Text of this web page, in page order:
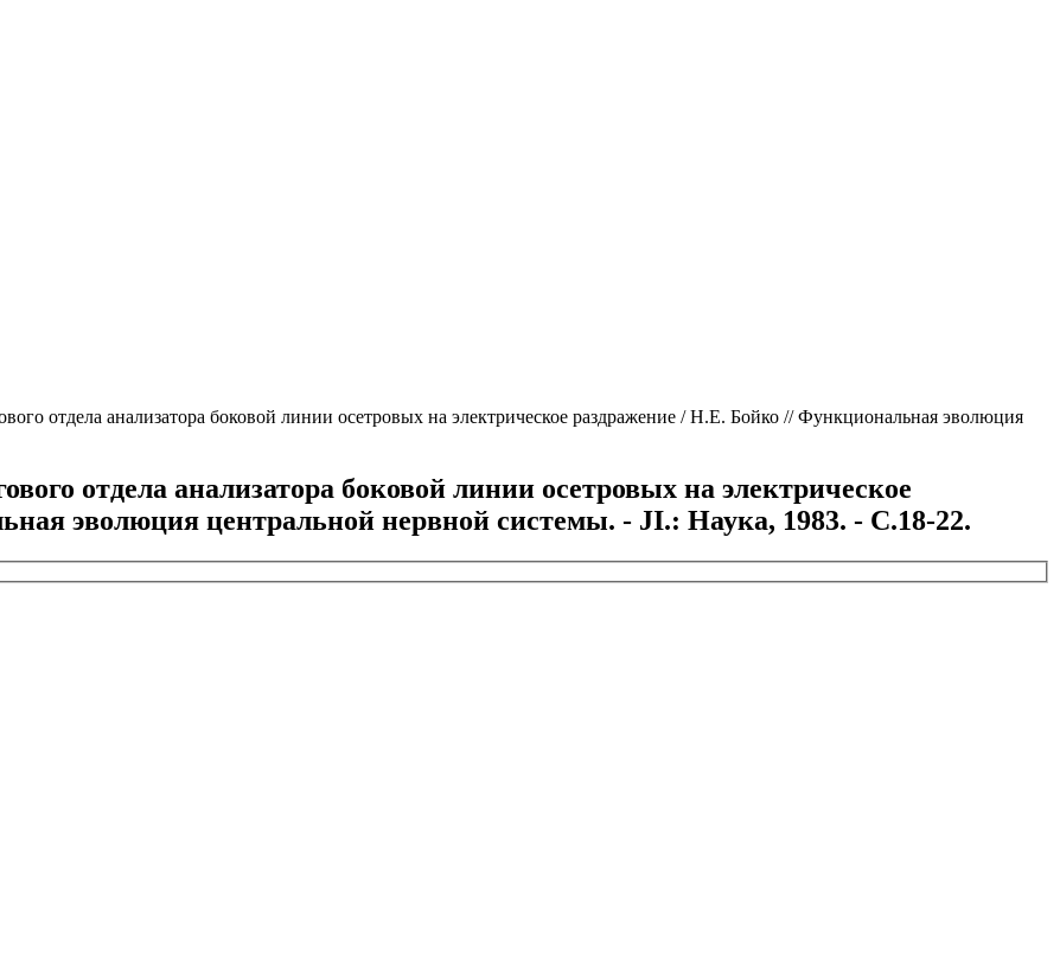
отдела анализатора боковой линии осетровых на электрическое раздражение / Н.Е. Бойко // Функциональная эволюция
отдела анализатора боковой линии осетровых на электрическое
эволюция центральной нервной системы. - JI.: Наука, 1983. - С.18-22.